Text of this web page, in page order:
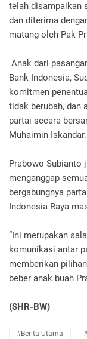
telah disampaikan
dan diterima
matang oleh Pak
Anak dari
Bank Indonesia,
komitmen
tidak berubah, dan
partai secara
Muhaimin
Prabowo Subianto
menganggap
bergabungnya
Indonesia Raya
“Ini merupakan
komunikasi antar
memberikan
beber anak buah
(SHR-BW)
#Berita Utama